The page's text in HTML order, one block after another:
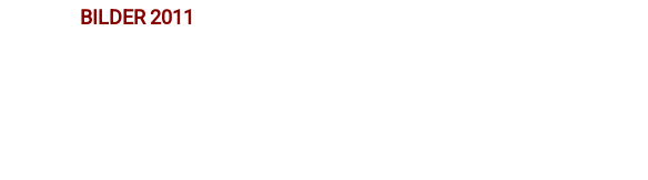
BILDER 2011